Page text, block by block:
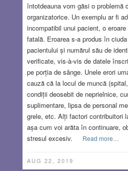
întotdeauna vom găsi o problemă
organizatorice. Un exemplu ar fi
incompatibil unui pacient, o
fatală. Eroarea s-a produs în
pacientului și numărul său de
verificate, vis-à-vis de datele
pe porția de sânge. Unele erori
cauză că la locul de muncă
condiții deosebit de neprielnice,
suplimentare, lipsa de personal
grele, etc. Alți factori contribuitori
așa cum voi arăta în continuare,
stresul excesiv.
Read more…
AUG 22, 2019